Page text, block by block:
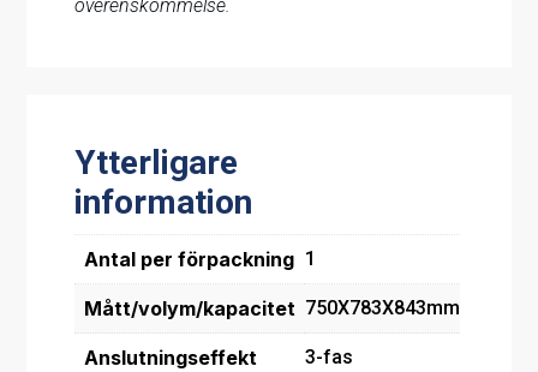
överenskommelse.
Ytterligare
information
Antal per förpackning 1
Mått/volym/kapacitet 750X783X843mm
Anslutningseffekt 3-fas